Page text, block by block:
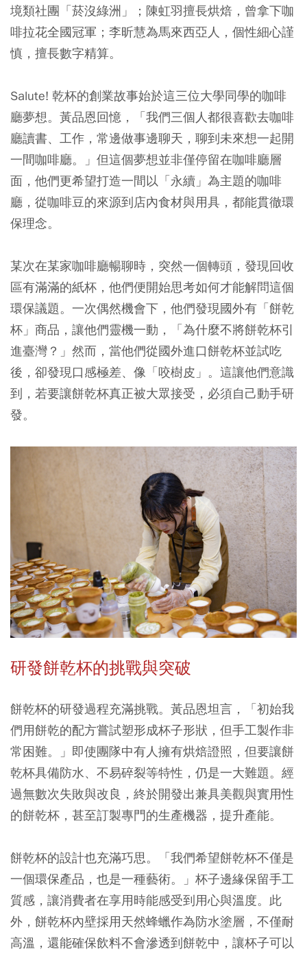
境類社團「菸沒綠洲」；陳虹羽擅長烘焙，曾拿下咖
啡拉花全國冠軍；李昕慧為馬來西亞人，個性細心謹
慎，擅長數字精算。
Salute! 乾杯的創業故事始於這三位大學同學的咖啡
廳夢想。黃品恩回憶，「我們三個人都很喜歡去咖啡
廳讀書、工作，常邊做事邊聊天，聊到未來想一起開
一間咖啡廳。」但這個夢想並非僅停留在咖啡廳層
面，他們更希望打造一間以「永續」為主題的咖啡
廳，從咖啡豆的來源到店內食材與用具，都能貫徹環
保理念。
某次在某家咖啡廳暢聊時，突然一個轉頭，發現回收
區有滿滿的紙杯，他們便開始思考如何才能解問這個
環保議題。一次偶然機會下，他們發現國外有「餅乾
杯」商品，讓他們靈機一動，「為什麼不將餅乾杯引
進臺灣？」然而，當他們從國外進口餅乾杯並試吃
後，卻發現口感極差、像「咬樹皮」。這讓他們意識
到，若要讓餅乾杯真正被大眾接受，必須自己動手研
發。
研發餅乾杯的挑戰與突破
餅乾杯的研發過程充滿挑戰。黃品恩坦言，「初始我
們用餅乾的配方嘗試塑形成杯子形狀，但手工製作非
常困難。」即使團隊中有人擁有烘焙證照，但要讓餅
乾杯具備防水、不易碎裂等特性，仍是一大難題。經
過無數次失敗與改良，終於開發出兼具美觀與實用性
的餅乾杯，甚至訂製專門的生產機器，提升產能。
餅乾杯的設計也充滿巧思。「我們希望餅乾杯不僅是
一個環保產品，也是一種藝術。」杯子邊緣保留手工
質感，讓消費者在享用時能感受到用心與溫度。此
外，餅乾杯內壁採用天然蜂蠟作為防水塗層，不僅耐
高溫，還能確保飲料不會滲透到餅乾中，讓杯子可以